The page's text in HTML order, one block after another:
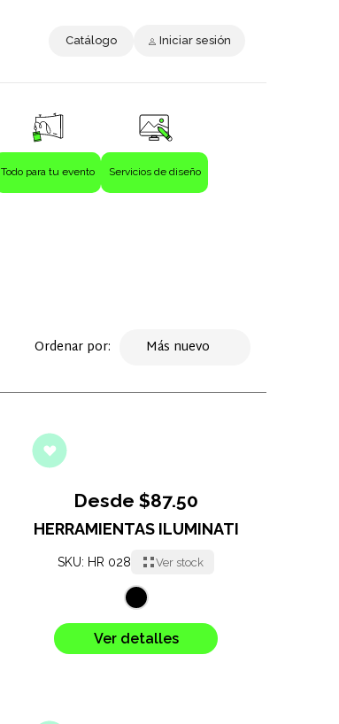
Catálogo Iniciar sesión
Todo para tu evento Servicios de diseño
Ordenar por:
Desde $87.50
HERRAMIENTAS ILUMINATI
SKU: HR 028 Ver stock
Ver detalles